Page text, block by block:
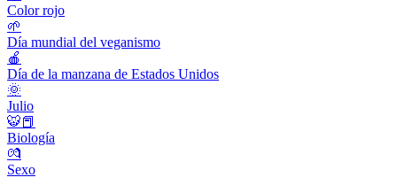
Color rojo
🌱
Día mundial del veganismo
🍎
Día de la manzana de Estados Unidos
🌞
Julio
🐯📕
Biología
💏
Sexo